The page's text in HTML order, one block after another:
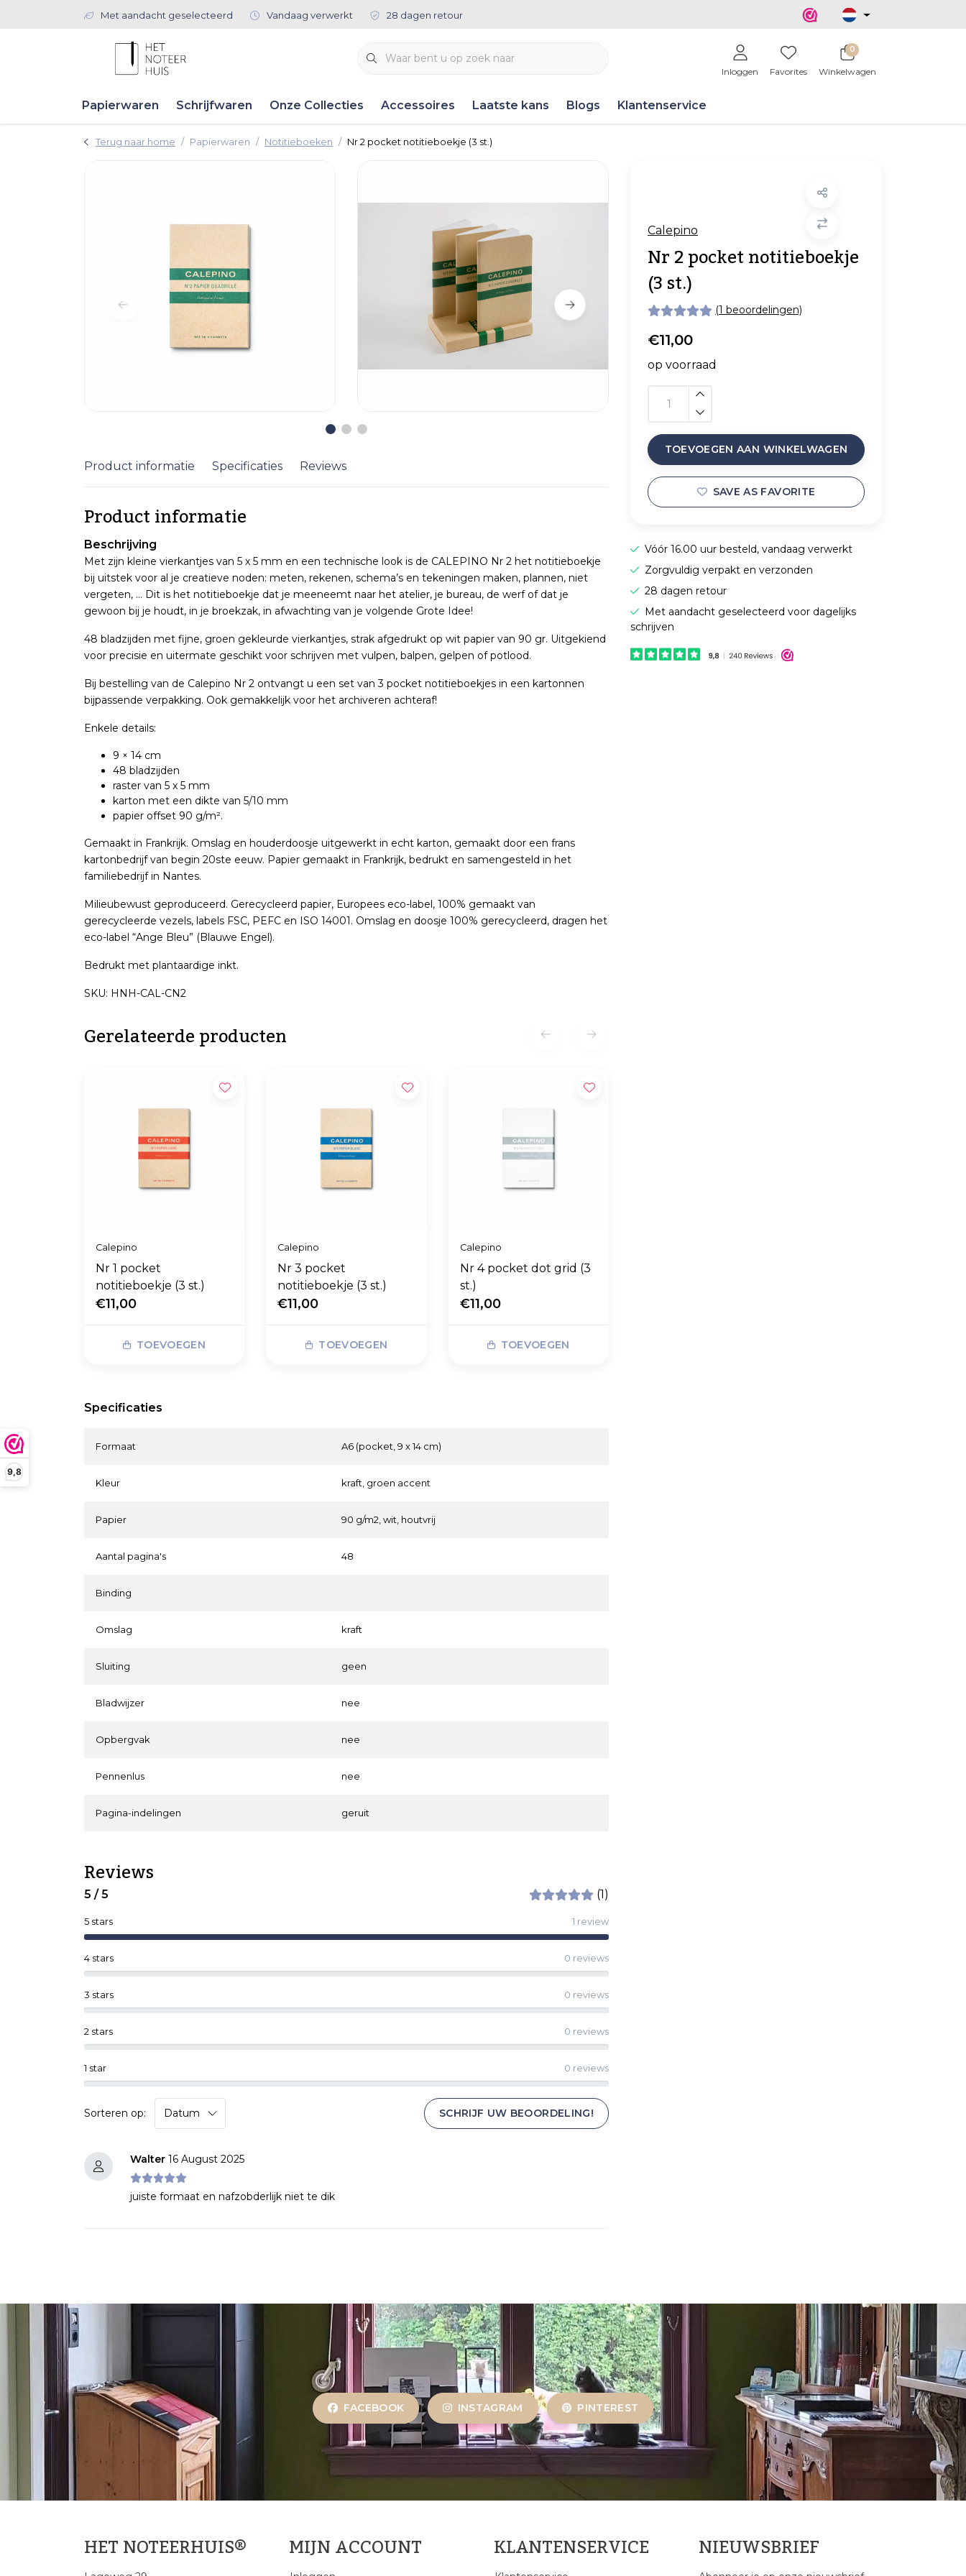
9,8
Met aandacht geselecteerd Vandaag verwerkt 28 dagen retour
Inloggen Favorites
0
Winkelwagen
Papierwaren Schrijfwaren Onze Collecties Accessoires Laatste kans Blogs Klantenservice
Terug naar home Papierwaren Notitieboeken Nr 2 pocket notitieboekje (3 st.)
Calepino
Nr 2 pocket notitieboekje
(3 st.)
(1 beoordelingen)
€11,00
op voorraad
TOEVOEGEN AAN WINKELWAGEN
SAVE AS FAVORITE
Vóór 16.00 uur besteld, vandaag verwerkt
Zorgvuldig verpakt en verzonden
28 dagen retour
Met aandacht geselecteerd voor dagelijks
schrijven
Product informatie Specificaties Reviews
Product informatie
Beschrijving
Met zijn kleine vierkantjes van 5 x 5 mm en een technische look is de CALEPINO Nr 2 het notitieboekje
bij uitstek voor al je creatieve noden: meten, rekenen, schema’s en tekeningen maken, plannen, niet
vergeten, … Dit is het notitieboekje dat je meeneemt naar het atelier, je bureau, de werf of dat je
gewoon bij je houdt, in je broekzak, in afwachting van je volgende Grote Idee!
48 bladzijden met fijne, groen gekleurde vierkantjes, strak afgedrukt op wit papier van 90 gr. Uitgekiend
voor precisie en uitermate geschikt voor schrijven met vulpen, balpen, gelpen of potlood.
Bij bestelling van de Calepino Nr 2 ontvangt u een set van 3 pocket notitieboekjes in een kartonnen
bijpassende verpakking. Ook gemakkelijk voor het archiveren achteraf!
Enkele details:
9 × 14 cm
48 bladzijden
raster van 5 x 5 mm
karton met een dikte van 5/10 mm
papier offset 90 g/m².
Gemaakt in Frankrijk. Omslag en houderdoosje uitgewerkt in echt karton, gemaakt door een frans
kartonbedrijf van begin 20ste eeuw. Papier gemaakt in Frankrijk, bedrukt en samengesteld in het
familiebedrijf in Nantes.
Milieubewust geproduceerd. Gerecycleerd papier, Europees eco-label, 100% gemaakt van
gerecycleerde vezels, labels FSC, PEFC en ISO 14001. Omslag en doosje 100% gerecycleerd, dragen het
eco-label “Ange Bleu” (Blauwe Engel).
Bedrukt met plantaardige inkt.
SKU: HNH-CAL-CN2
Specificaties
Formaat A6 (pocket, 9 x 14 cm)
Kleur kraft, groen accent
Papier 90 g/m2, wit, houtvrij
Aantal pagina's 48
Binding
Omslag kraft
Sluiting geen
Bladwijzer nee
Opbergvak nee
Pennenlus nee
Pagina-indelingen geruit
Gerelateerde producten
Calepino
Nr 1 pocket
notitieboekje (3 st.)
€11,00
TOEVOEGEN
Calepino
Nr 3 pocket
notitieboekje (3 st.)
€11,00
TOEVOEGEN
Calepino
Nr 4 pocket dot grid (3
st.)
€11,00
TOEVOEGEN
Reviews
5 / 5 (1)
1 star 0 reviews
2 stars 0 reviews
3 stars 0 reviews
4 stars 0 reviews
5 stars 1 review
Sorteren op: SCHRIJF UW BEOORDELING!
Walter 16 August 2025
juiste formaat en nafzobderlijk niet te dik
FACEBOOK INSTAGRAM PINTEREST
HET NOTEERHUIS® MIJN ACCOUNT KLANTENSERVICE NIEUWSBRIEF